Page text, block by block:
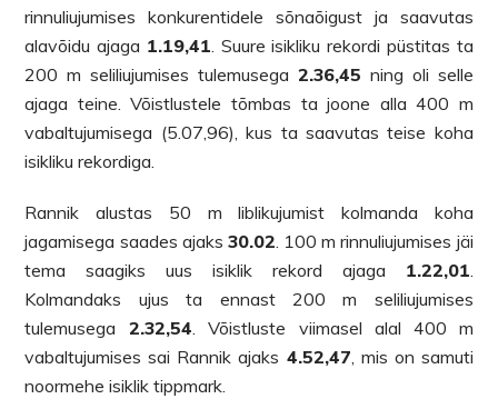
rinnuliujumises konkurentidele sõnaõigust ja saavutas
alavõidu ajaga 1.19,41 . Suure isikliku rekordi püstitas ta
200 m seliliujumises tulemusega 2.36,45 ning oli selle
ajaga teine. Võistlustele tõmbas ta joone alla 400 m
vabaltujumisega (5.07,96), kus ta saavutas teise koha
isikliku rekordiga.
Rannik alustas 50 m liblikujumist kolmanda koha
jagamisega saades ajaks 30.02 . 100 m rinnuliujumises jäi
tema saagiks uus isiklik rekord ajaga 1.22,01
Kolmandaks ujus ta ennast 200 m seliliujumises
tulemusega 2.32,54 . Võistluste viimasel alal 400 m
vabaltujumises sai Rannik ajaks 4.52,47 , mis on samuti
noormehe isiklik tippmark.